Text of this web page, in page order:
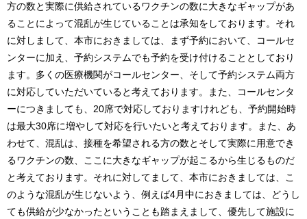
方の数と実際に供給されているワクチンの数に大きなギャップがあ
ることによって混乱が生じていることは承知をしております。それ
に対しまして、本市におきましては、まず予約において、コールセ
ンターに加え、予約システムでも予約を受け付けることとしており
ます。多くの医療機関がコールセンター、そして予約システム両方
に対応していただいていると考えております。また、コールセンタ
ーにつきましても、20席で対応しておりますけれども、予約開始時
は最大30席に増やして対応を行いたいと考えております。また、あ
わせて、混乱は、接種を希望される方の数とそして実際に用意でき
るワクチンの数、ここに大きなギャップが起こるから生じるものだ
と考えております。それに対してまして、本市におきましては、こ
のような混乱が生じないよう、例えば4月中におきましては、どうし
ても供給が少なかったということも踏まえまして、優先して施設に